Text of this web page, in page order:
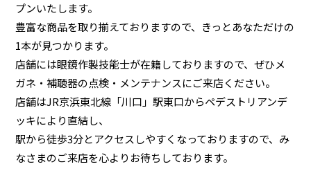
プンいたします。
豊富な商品を取り揃えておりますので、きっとあなただけの
1本が見つかります。
店舗には眼鏡作製技能士が在籍しておりますので、ぜひメ
ガネ・補聴器の点検・メンテナンスにご来店ください。
店舗はJR京浜東北線「川口」駅東口からペデストリアンデ
ッキにより直結し、
駅から徒歩3分とアクセスしやすくなっておりますので、み
なさまのご来店を心よりお待ちしております。